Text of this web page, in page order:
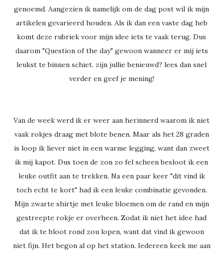
genoemd. Aangezien ik namelijk om de dag post wil ik mijn
artikelen gevarieerd houden. Als ik dan een vaste dag heb
komt deze rubriek voor mijn idee iets te vaak terug. Dus
daarom "Question of the day" gewoon wanneer er mij iets
leukst te binnen schiet. zijn jullie benieuwd? lees dan snel
verder en geef je mening!
Van de week werd ik er weer aan herinnerd waarom ik niet
vaak rokjes draag met blote benen. Maar als het 28 graden
is loop ik liever niet in een warme legging, want dan zweet
ik mij kapot. Dus toen de zon zo fel scheen besloot ik een
leuke outfit aan te trekken. Na een paar keer "dit vind ik
toch echt te kort" had ik een leuke combinatie gevonden.
Mijn zwarte shirtje met leuke bloemen om de rand en mijn
gestreepte rokje er overheen. Zodat ik niet het idee had
dat ik te bloot rond zou lopen, want dat vind ik gewoon
niet fijn. Het begon al op het station. Iedereen keek me aan